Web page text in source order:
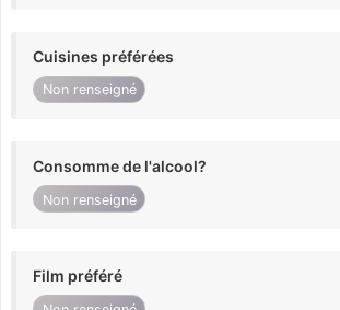
Cuisines préférées
Non renseigné
Consomme de l'alcool?
Non renseigné
Film préféré